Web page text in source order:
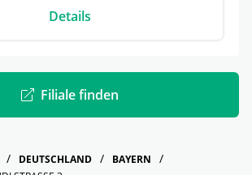
Details
Filiale finden
DEUTSCHLAND
BAYERN